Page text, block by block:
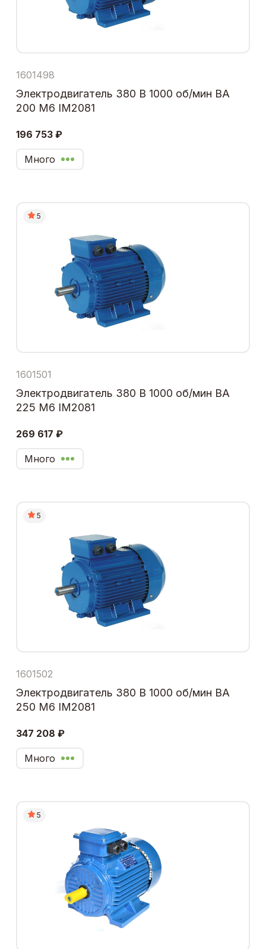
1601498
Электродвигатель 380 В 1000 об/мин ВА
200 М6 IM2081
196 753 ₽
Много
5
1601501
Электродвигатель 380 В 1000 об/мин ВА
225 М6 IM2081
269 617 ₽
Много
5
1601502
Электродвигатель 380 В 1000 об/мин ВА
250 М6 IM2081
347 208 ₽
Много
5